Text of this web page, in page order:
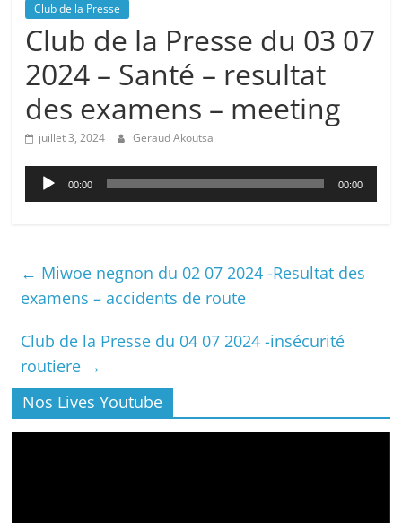
Club de la Presse
Club de la Presse du 03 07
2024 – Santé – resultat
des examens – meeting
juillet 3, 2024 Geraud Akoutsa
Lecteur
audio
00:00 00:00
← Miwoe negnon du 02 07 2024 -Resultat des
examens – accidents de route
Club de la Presse du 04 07 2024 -insécurité
routiere →
Nos Lives Youtube